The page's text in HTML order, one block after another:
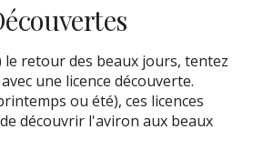
le retour des beaux jours, tentez
une licence découverte.
ou été), ces licences
découvrir l'aviron aux beaux